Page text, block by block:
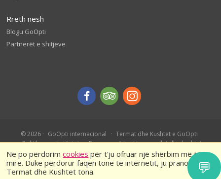
Ne po përdorimcookies për t'ju ofruar një shërbim më të
mirë. Duke përdorur faqen tonë të internetit, ju pranoni
Termat dhe Kushtet tona.
Rreth nesh
Blogu GoOpti
Partnerët e shitjeve
© 2026 GoOpti internacional
Termat dhe Kushtet e GoOpti
Politika e privatësisë
Rezervo më herët – rregullat dhe kushtet
💬